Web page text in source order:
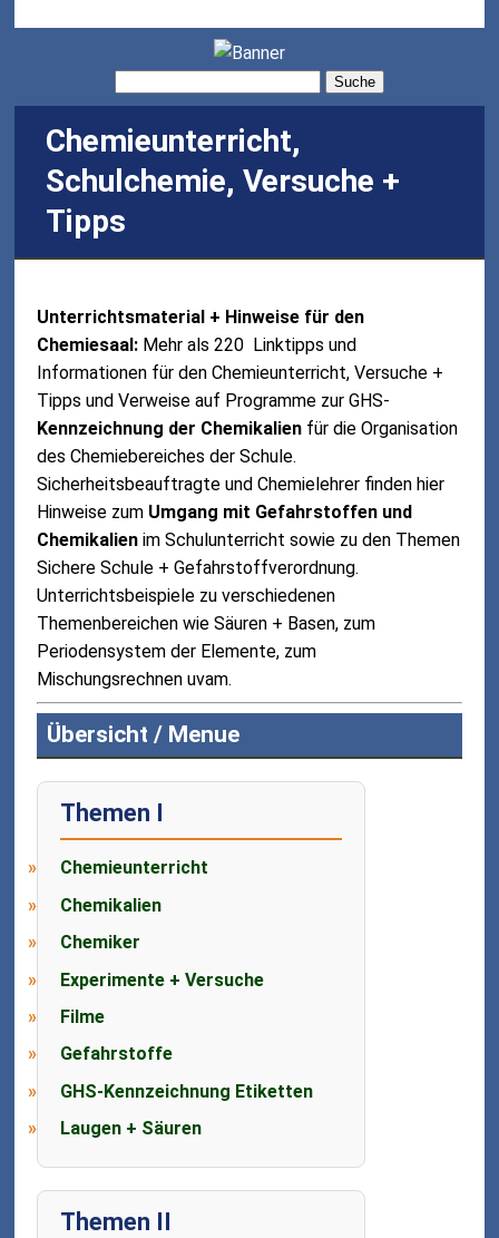
Suche
Chemieunterricht,
Schulchemie, Versuche +
Tipps
Unterrichtsmaterial + Hinweise für den
Chemiesaal: Mehr als 220 Linktipps und
Informationen für den Chemieunterricht, Versuche +
Tipps und Verweise auf Programme zur GHS-
Kennzeichnung der Chemikalien für die Organisation
des Chemiebereiches der Schule.
Sicherheitsbeauftragte und Chemielehrer finden hier
Hinweise zum Umgang mit Gefahrstoffen und
Chemikalien im Schulunterricht sowie zu den Themen
Sichere Schule + Gefahrstoffverordnung.
Unterrichtsbeispiele zu verschiedenen
Themenbereichen wie Säuren + Basen, zum
Periodensystem der Elemente, zum
Mischungsrechnen uvam.
Übersicht / Menue
Themen I
Chemieunterricht
Chemikalien
Chemiker
Experimente + Versuche
Filme
Gefahrstoffe
GHS-Kennzeichnung Etiketten
Laugen + Säuren
Themen II